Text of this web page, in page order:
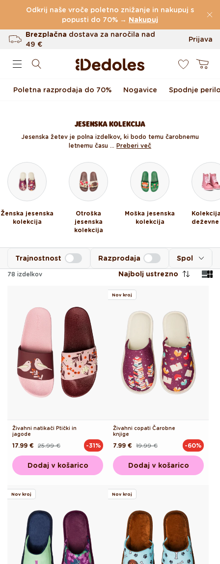
Preskoči na vsebino
Odkrij naše vroče poletno znižanje in nakupuj s
popusti do 70% → Nakupuj
(60.231 Ocen)
Brezplačna dostava za naročila nad
49 €
Do 100 dni za vračilo
Prijava
Košarica
Poletna razprodaja do 70% Nogavice Spodnje
JESENSKA KOLEKCIJA
Jesenska žetev je polna izdelkov, ki bodo temu čarobnemu
letnemu času ... Preberi več
Ženska jesenska
kolekcija
Otroška
jesenska
kolekcija
Moška jesenska
kolekcija
Spol
Trajnostnost Razprodaja
78 izdelkov Najbolj ustrezno
Živahni natikači Ptički in
jagode
Redna
25.99 €
Akcijska
17.99 € -31%
Dodaj v košarico
Nov kroj
Živahni copati Čarobne
knjige
Redna 19.99 €
Akcijska
7.99 € -60%
Dodaj v košarico
Nov kroj Nov kroj